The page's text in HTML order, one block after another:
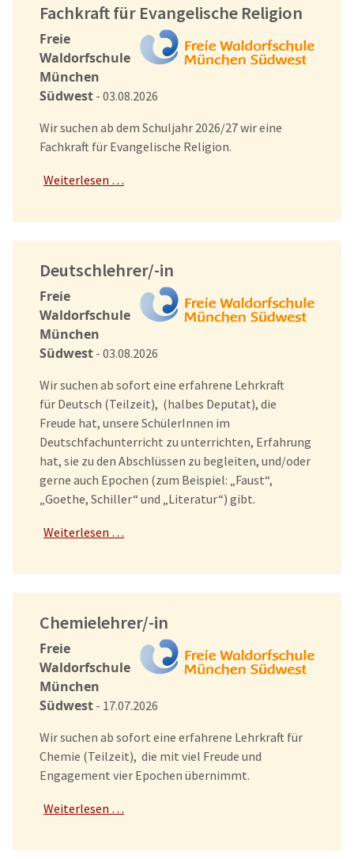
Fachkraft für Evangelische Religion
Freie
Waldorfschule
München
Südwest - 03.08.2026
Wir suchen ab dem Schuljahr 2026/27 wir eine
Fachkraft für Evangelische Religion.
Weiterlesen …
Deutschlehrer/-in
Freie
Waldorfschule
München
Südwest - 03.08.2026
Wir suchen ab sofort eine erfahrene Lehrkraft
für Deutsch (Teilzeit), (halbes Deputat), die
Freude hat, unsere SchülerInnen im
Deutschfachunterricht zu unterrichten, Erfahrung
hat, sie zu den Abschlüssen zu begleiten, und/oder
gerne auch Epochen (zum Beispiel: „Faust“,
„Goethe, Schiller“ und „Literatur“) gibt.
Weiterlesen …
Chemielehrer/-in
Freie
Waldorfschule
München
Südwest - 17.07.2026
Wir suchen ab sofort eine erfahrene Lehrkraft für
Chemie (Teilzeit), die mit viel Freude und
Engagement vier Epochen übernimmt.
Weiterlesen …